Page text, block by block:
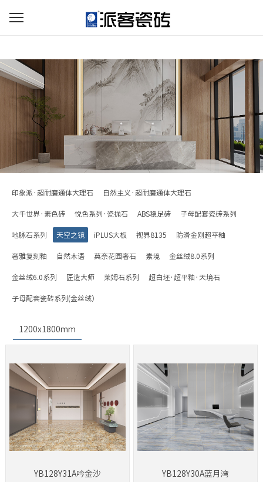
印象派·超耐磨通体大理石 自然主义·超耐磨通体大理石
大千世界·素色砖 悦色系列·瓷抛石 ABS稳足砖 子母配套瓷砖系列
地脉石系列 天空之镜 iPLUS大板 视界8135 防滑金刚超平釉
奢雅复刻釉 自然木语 莫奈花园奢石 素境 金丝绒8.0系列
金丝绒6.0系列 匠造大师 莱姆石系列 超白坯·超平釉·天境石
子母配套瓷砖系列(金丝绒）
1200x1800mm
YB128Y31A吟金沙 YB128Y30A蓝月湾